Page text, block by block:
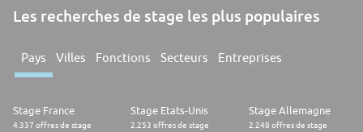
Les recherches de stage les plus populaires
Pays Villes Fonctions Secteurs Entreprises
Stage France
4.337 offres de stage
Stage Etats-Unis
2.253 offres de stage
Stage Allemagne
2.248 offres de stage